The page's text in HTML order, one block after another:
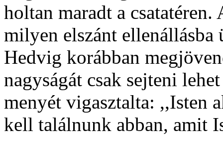
holtan maradt a
milyen elszánt
Hedvig korábban
nagyságát csak sejteni
menyét vigasztalta: ,,Isten
kell találnunk abban, amit